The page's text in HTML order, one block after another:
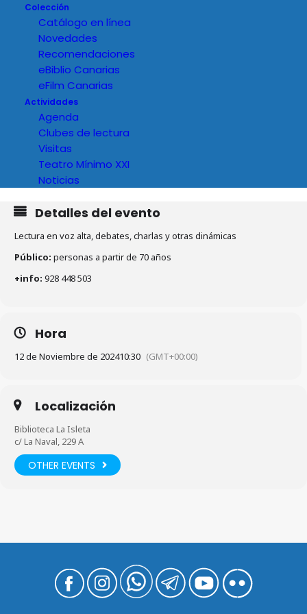
Colección
Catálogo en línea
Novedades
Recomendaciones
eBiblio Canarias
eFilm Canarias
Actividades
Agenda
Clubes de lectura
Visitas
Teatro Mínimo XXI
Noticias
Detalles del evento
Lectura en voz alta, debates, charlas y otras dinámicas
Público: personas a partir de 70 años
+info: 928 448 503
Hora
12 de Noviembre de 202410:30 (GMT+00:00)
Localización
Biblioteca La Isleta
c/ La Naval, 229 A
OTHER EVENTS